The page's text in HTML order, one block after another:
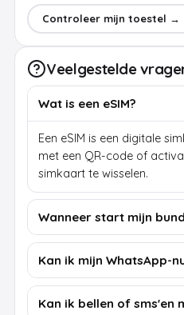
Controleer mijn toestel →
Veelgestelde
Wat is een eSIM?
Een eSIM is een digitale
met een QR-code of
simkaart te wisselen.
Wanneer start mijn
Kan ik mijn WhatsApp-
Kan ik bellen of sms'en